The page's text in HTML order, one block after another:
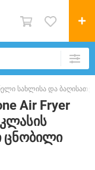
სახლისა და
Air Fryer